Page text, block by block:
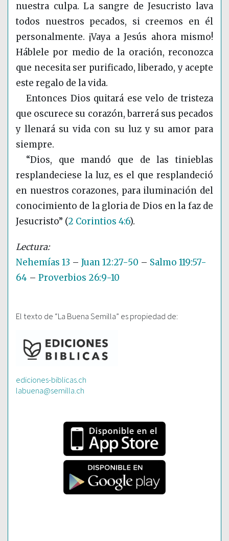
nuestra culpa. La sangre de Jesucristo lava
todos nuestros pecados, si creemos en él
personalmente. ¡Vaya a Jesús ahora mismo!
Háblele por medio de la oración, reconozca
que necesita ser purificado, liberado, y acepte
este regalo de la vida.
Entonces Dios quitará ese velo de tristeza
que oscurece su corazón, barrerá sus pecados
y llenará su vida con su luz y su amor para
siempre.
“Dios, que mandó que de las tinieblas
resplandeciese la luz, es el que resplandeció
en nuestros corazones, para iluminación del
conocimiento de la gloria de Dios en la faz de
Jesucristo” (2 Corintios 4:6).
Nehemías 13 – Juan 12:27-50 – Salmo 119:57-
64 – Proverbios 26:9-10
El texto de “La Buena Semilla” es propiedad de:
ediciones-biblicas.ch
labuena@semilla.ch